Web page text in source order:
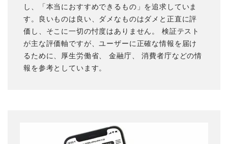
し、「本当におすすめできるもの」を追求していま
す。良いものは良い、ダメなものはダメと正直に評
価し、そこに一切の忖度はありません。 検証テスト
が主な評価軸ですが、ユーザーに正確な情報を届け
るために、 厚生労働省 、金融庁 、消費者庁などの情
報を参考としています。